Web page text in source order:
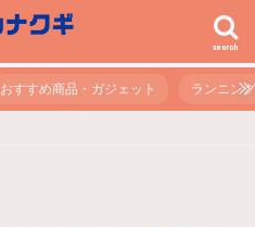
search
おすすめ商品・ガジェット ランニング